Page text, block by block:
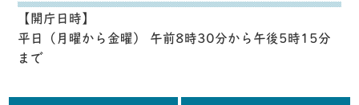
【開庁日時】
平日（月曜から金曜） 午前8時30分から午後5時15分
まで